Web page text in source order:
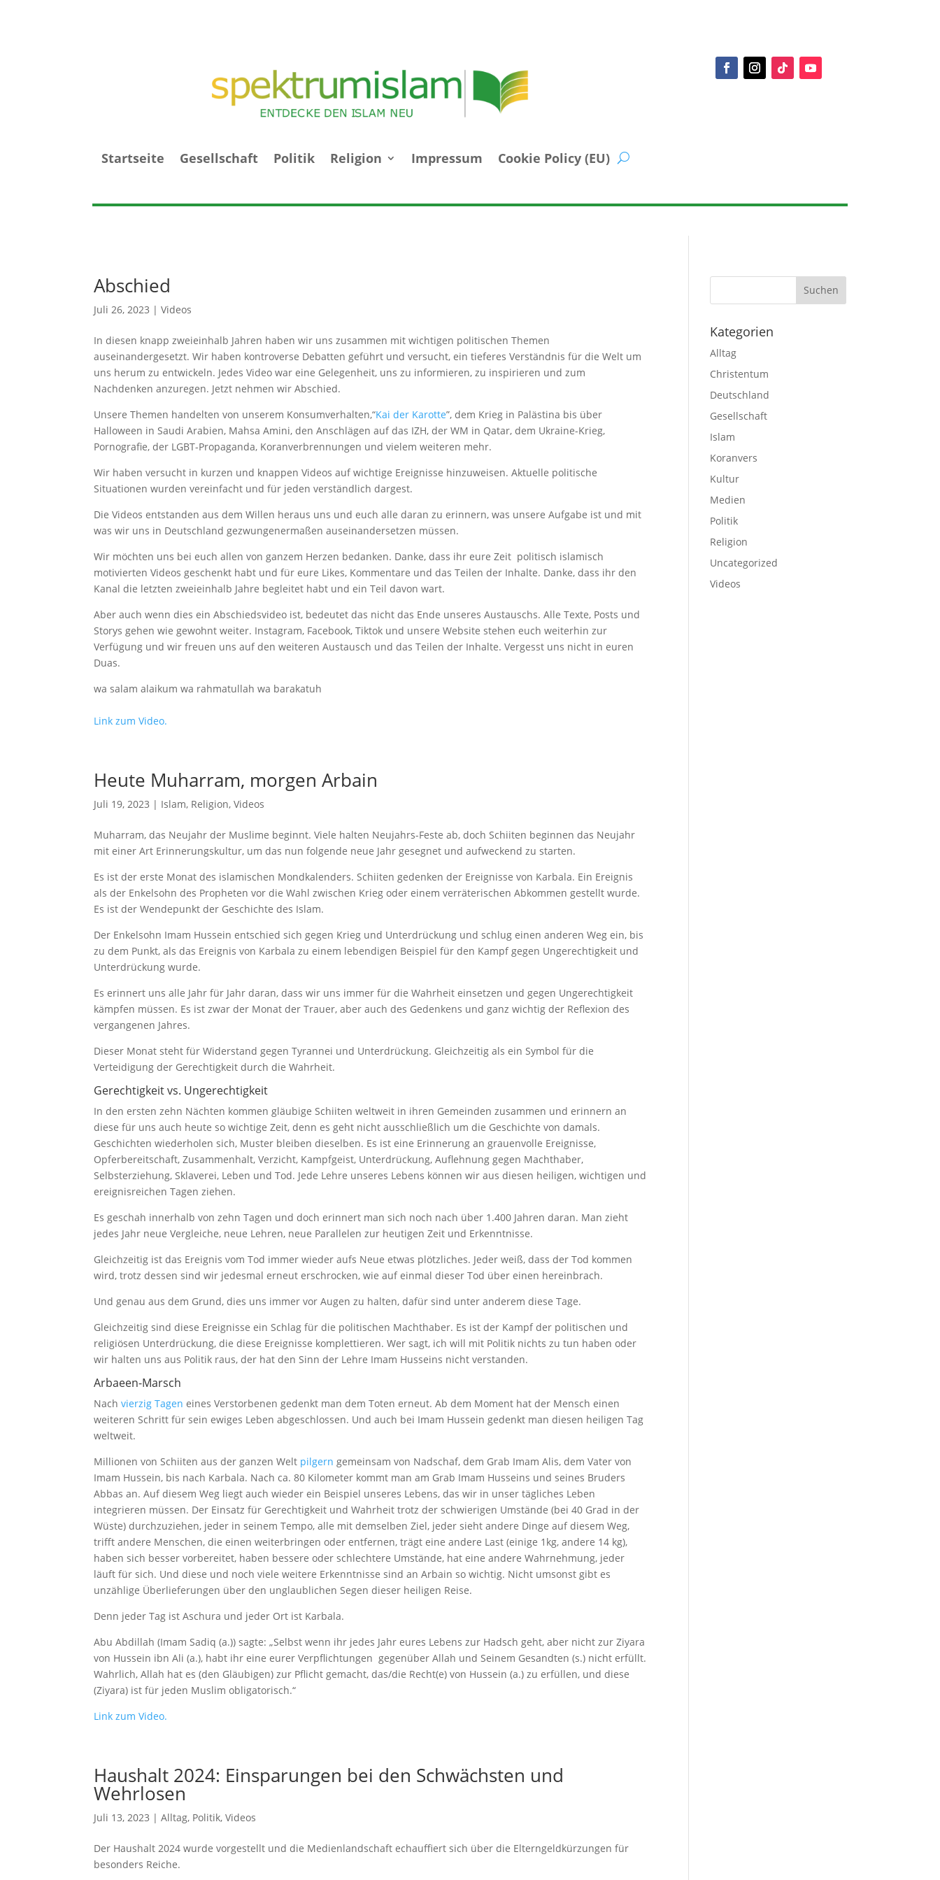
Startseite Gesellschaft Politik Religion Impressum Cookie Policy (EU)
Abschied
Juli 26, 2023 |Videos
In diesen knapp zweieinhalb Jahren haben wir uns zusammen mit wichtigen politischen Themen
auseinandergesetzt. Wir haben kontroverse Debatten geführt und versucht, ein tieferes Verständnis für die Welt um
uns herum zu entwickeln. Jedes Video war eine Gelegenheit, uns zu informieren, zu inspirieren und zum
Nachdenken anzuregen. Jetzt nehmen wir Abschied.
Unsere Themen handelten von unserem Konsumverhalten,“Kai der Karotte”, dem Krieg in Palästina bis über
Halloween in Saudi Arabien, Mahsa Amini, den Anschlägen auf das IZH, der WM in Qatar, dem Ukraine-Krieg,
Pornografie, der LGBT-Propaganda, Koranverbrennungen und vielem weiteren mehr.
Wir haben versucht in kurzen und knappen Videos auf wichtige Ereignisse hinzuweisen. Aktuelle politische
Situationen wurden vereinfacht und für jeden verständlich dargest.
Die Videos entstanden aus dem Willen heraus uns und euch alle daran zu erinnern, was unsere Aufgabe ist und mit
was wir uns in Deutschland gezwungenermaßen auseinandersetzen müssen.
Wir möchten uns bei euch allen von ganzem Herzen bedanken. Danke, dass ihr eure Zeit politisch islamisch
motivierten Videos geschenkt habt und für eure Likes, Kommentare und das Teilen der Inhalte. Danke, dass ihr den
Kanal die letzten zweieinhalb Jahre begleitet habt und ein Teil davon wart.
Aber auch wenn dies ein Abschiedsvideo ist, bedeutet das nicht das Ende unseres Austauschs. Alle Texte, Posts und
Storys gehen wie gewohnt weiter. Instagram, Facebook, Tiktok und unsere Website stehen euch weiterhin zur
Verfügung und wir freuen uns auf den weiteren Austausch und das Teilen der Inhalte. Vergesst uns nicht in euren
Duas.
wa salam alaikum wa rahmatullah wa barakatuh
Link zum Video.
Heute Muharram, morgen Arbain
Juli 19, 2023 | Islam, Religion,Videos
Muharram, das Neujahr der Muslime beginnt. Viele halten Neujahrs-Feste ab, doch Schiiten beginnen das Neujahr
mit einer Art Erinnerungskultur, um das nun folgende neue Jahr gesegnet und aufweckend zu starten.
Es ist der erste Monat des islamischen Mondkalenders. Schiiten gedenken der Ereignisse von Karbala. Ein Ereignis
als der Enkelsohn des Propheten vor die Wahl zwischen Krieg oder einem verräterischen Abkommen gestellt wurde.
Es ist der Wendepunkt der Geschichte des Islam.
Der Enkelsohn Imam Hussein entschied sich gegen Krieg und Unterdrückung und schlug einen anderen Weg ein, bis
zu dem Punkt, als das Ereignis von Karbala zu einem lebendigen Beispiel für den Kampf gegen Ungerechtigkeit und
Unterdrückung wurde.
Es erinnert uns alle Jahr für Jahr daran, dass wir uns immer für die Wahrheit einsetzen und gegen Ungerechtigkeit
kämpfen müssen. Es ist zwar der Monat der Trauer, aber auch des Gedenkens und ganz wichtig der Reflexion des
vergangenen Jahres.
Dieser Monat steht für Widerstand gegen Tyrannei und Unterdrückung. Gleichzeitig als ein Symbol für die
Verteidigung der Gerechtigkeit durch die Wahrheit.
Gerechtigkeit vs. Ungerechtigkeit
In den ersten zehn Nächten kommen gläubige Schiiten weltweit in ihren Gemeinden zusammen und erinnern an
diese für uns auch heute so wichtige Zeit, denn es geht nicht ausschließlich um die Geschichte von damals.
Geschichten wiederholen sich, Muster bleiben dieselben. Es ist eine Erinnerung an grauenvolle Ereignisse,
Opferbereitschaft, Zusammenhalt, Verzicht, Kampfgeist, Unterdrückung, Auflehnung gegen Machthaber,
Selbsterziehung, Sklaverei, Leben und Tod. Jede Lehre unseres Lebens können wir aus diesen heiligen, wichtigen und
ereignisreichen Tagen ziehen.
Es geschah innerhalb von zehn Tagen und doch erinnert man sich noch nach über 1.400 Jahren daran. Man zieht
jedes Jahr neue Vergleiche, neue Lehren, neue Parallelen zur heutigen Zeit und Erkenntnisse.
Gleichzeitig ist das Ereignis vom Tod immer wieder aufs Neue etwas plötzliches. Jeder weiß, dass der Tod kommen
wird, trotz dessen sind wir jedesmal erneut erschrocken, wie auf einmal dieser Tod über einen hereinbrach.
Und genau aus dem Grund, dies uns immer vor Augen zu halten, dafür sind unter anderem diese Tage.
Gleichzeitig sind diese Ereignisse ein Schlag für die politischen Machthaber. Es ist der Kampf der politischen und
religiösen Unterdrückung, die diese Ereignisse komplettieren. Wer sagt, ich will mit Politik nichts zu tun haben oder
wir halten uns aus Politik raus, der hat den Sinn der Lehre Imam Husseins nicht verstanden.
Arbaeen-Marsch
Nachvierzig Tagen eines Verstorbenen gedenkt man dem Toten erneut. Ab dem Moment hat der Mensch einen
weiteren Schritt für sein ewiges Leben abgeschlossen. Und auch bei Imam Hussein gedenkt man diesen heiligen Tag
weltweit.
Millionen von Schiiten aus der ganzen Welt pilgern gemeinsam von Nadschaf, dem Grab Imam Alis, dem Vater von
Imam Hussein, bis nach Karbala. Nach ca. 80 Kilometer kommt man am Grab Imam Husseins und seines Bruders
Abbas an. Auf diesem Weg liegt auch wieder ein Beispiel unseres Lebens, das wir in unser tägliches Leben
integrieren müssen. Der Einsatz für Gerechtigkeit und Wahrheit trotz der schwierigen Umstände (bei 40 Grad in der
Wüste) durchzuziehen, jeder in seinem Tempo, alle mit demselben Ziel, jeder sieht andere Dinge auf diesem Weg,
trifft andere Menschen, die einen weiterbringen oder entfernen, trägt eine andere Last (einige 1kg, andere 14 kg),
haben sich besser vorbereitet, haben bessere oder schlechtere Umstände, hat eine andere Wahrnehmung, jeder
läuft für sich. Und diese und noch viele weitere Erkenntnisse sind an Arbain so wichtig. Nicht umsonst gibt es
unzählige Überlieferungen über den unglaublichen Segen dieser heiligen Reise.
Denn jeder Tag ist Aschura und jeder Ort ist Karbala.
Abu Abdillah (Imam Sadiq (a.)) sagte: „Selbst wenn ihr jedes Jahr eures Lebens zur Hadsch geht, aber nicht zur Ziyara
von Hussein ibn Ali (a.), habt ihr eine eurer Verpflichtungen gegenüber Allah und Seinem Gesandten (s.) nicht erfüllt.
Wahrlich, Allah hat es (den Gläubigen) zur Pflicht gemacht, das/die Recht(e) von Hussein (a.) zu erfüllen, und diese
(Ziyara) ist für jeden Muslim obligatorisch.“
Link zum Video.
Haushalt 2024: Einsparungen bei den Schwächsten und
Wehrlosen
Juli 13, 2023 |Alltag, Politik,Videos
Der Haushalt 2024 wurde vorgestellt und die Medienlandschaft echauffiert sich über die Elterngeldkürzungen für
besonders Reiche.
Kategorien
Alltag
Christentum
Deutschland
Gesellschaft
Islam
Koranvers
Kultur
Medien
Politik
Religion
Uncategorized
Videos